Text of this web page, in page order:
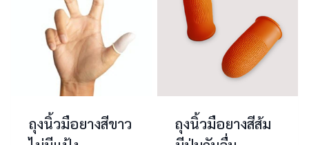
ถุงนิ้วมือยางสีขาว
ถุงนิ้วมือยางสีส้ม